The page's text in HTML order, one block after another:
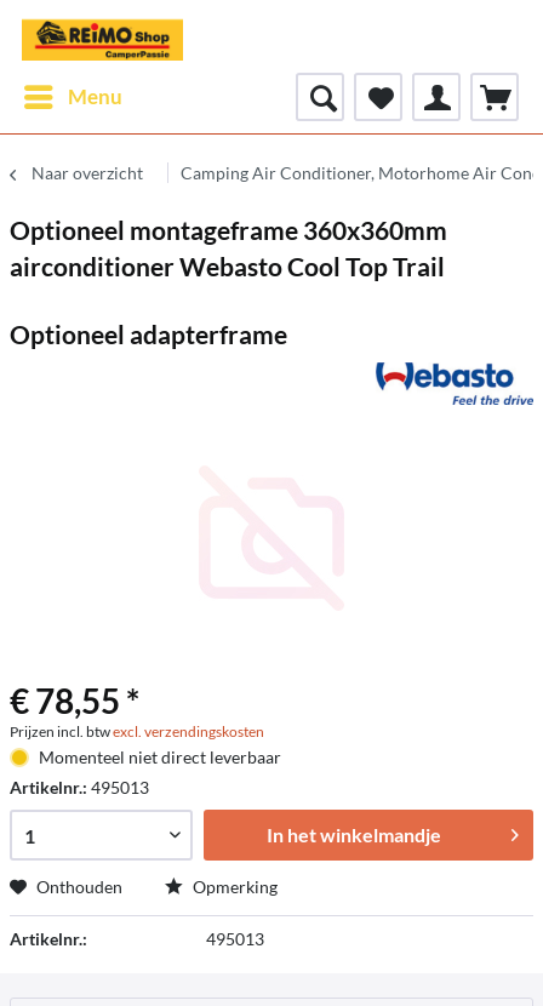
Menu
Naar overzicht Camping Air Conditioner, Motorhome Air
Optioneel montageframe 360x360mm
airconditioner Webasto Cool Top Trail
Optioneel adapterframe
€ 78,55 *
Prijzen incl. btwexcl. verzendingskosten
Momenteel niet direct leverbaar
Artikelnr.: 495013
In het winkelmandje
Onthouden Opmerking
Artikelnr.: 495013